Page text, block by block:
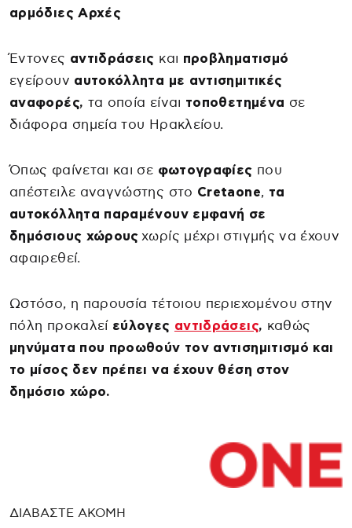
αρμόδιες Αρχές
Έντονες αντιδράσεις και προβληματισμό
εγείρουν αυτοκόλλητα με αντισημιτικές
αναφορές, τα οποία είναι τοποθετημένα σε
διάφορα σημεία του Ηρακλείου.
Όπως φαίνεται και σε φωτογραφίες που
απέστειλε αναγνώστης στο Cretaone, τα
αυτοκόλλητα παραμένουν εμφανή σε
δημόσιους χώρους χωρίς μέχρι στιγμής να έχουν
αφαιρεθεί.
Ωστόσο, η παρουσία τέτοιου περιεχομένου στην
πόλη προκαλεί εύλογες αντιδράσεις, καθώς
μηνύματα που προωθούν τον αντισημιτισμό και
το μίσος δεν πρέπει να έχουν θέση στον
δημόσιο χώρο.
ΔΙΑΒΑΣΤΕ ΑΚΟΜΗ